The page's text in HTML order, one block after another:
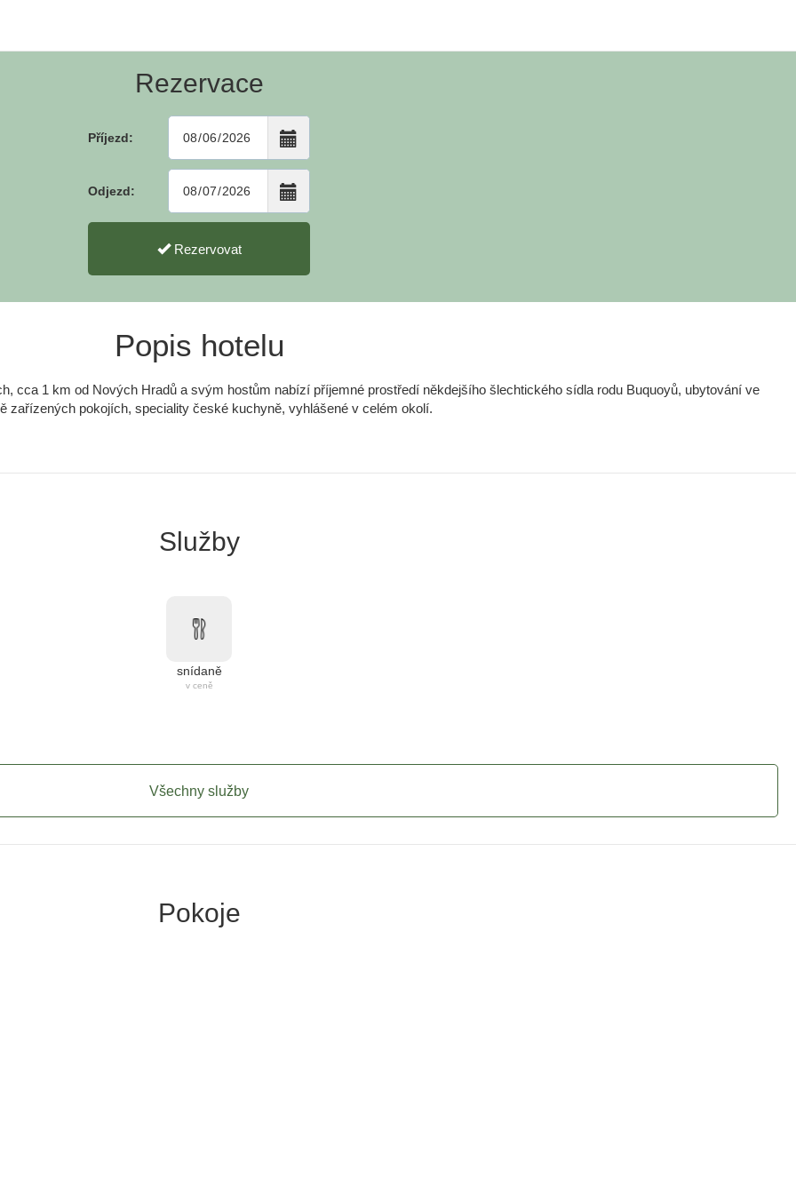
Rezervace
Příjezd:
Odjezd:
Rezervovat
Popis hotelu
cca 1 km od Nových Hradů a svým hostům nabízí příjemné prostředí někdejšího šlechtického sídla rodu Buquoyů, ubytování ve
zařízených pokojích, speciality české kuchyně, vyhlášené v celém okolí.
Služby
snídaně
v ceně
Všechny služby
Pokoje